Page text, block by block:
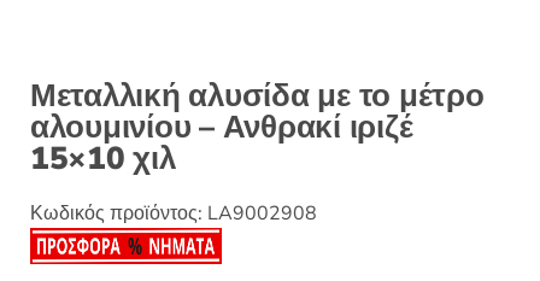
Μεταλλική αλυσίδα με το μέτρο
αλουμινίου – Ανθρακί ιριζέ
15×10 χιλ
Κωδικός προϊόντος: LA9002908